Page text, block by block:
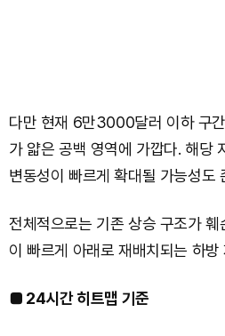
다만 현재 6만3000달러 이하 구
가 얇은 공백 영역에 가깝다. 해당
변동성이 빠르게 확대될 가능성도
전체적으로는 기존 상승 구조가
이 빠르게 아래로 재배치되는 하
■ 24시간 히트맵 기준